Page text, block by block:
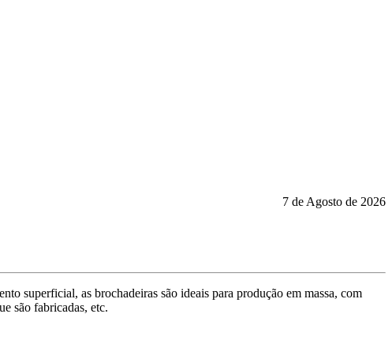
7 de Agosto de 2026
superficial, as brochadeiras são ideais para produção em massa, com
são fabricadas, etc.